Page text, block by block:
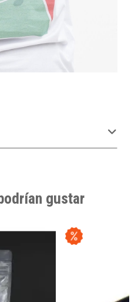
gustar